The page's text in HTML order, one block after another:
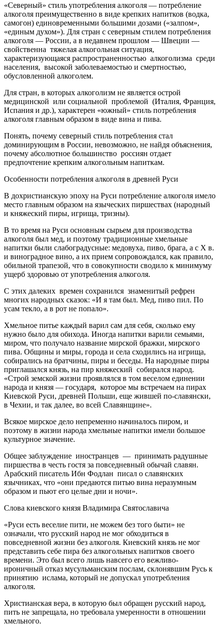
«Северный» стиль употребления алкоголя — потребление
алкоголя преимущественно в виде крепких напитков (водка,
самогон) единовременными большими дозами («залпом»,
«единым духом»). Для стран с северным стилем потребления
алкоголя — России, а в недавнем прошлом — Швеции —
свойственна тяжелая алкогольная ситуация,
характеризующаяся распространенностью алкоголизма среди
населения, высокой заболеваемостью и смертностью,
обусловленной алкоголем.
Для стран, в которых алкоголизм не является острой
медицинской или социальной проблемой (Италия, Франция,
Испания и др.), характерен «южный» стиль потребления
алкоголя главным образом в виде вина и пива.
Понять, почему северный стиль потребления стал
доминирующим в России, невозможно, не найдя объяснения,
почему абсолютное большинство россиян отдает
предпочтение крепким алкогольным напиткам.
Особенности потребления алкоголя в древней Руси
В дохристианскую эпоху на Руси потребление алкоголя имело
место главным образом на языческих пиршествах (народный
и княжеский пиры, игрища, тризны).
В то время на Руси основным сырьем для производства
алкоголя был мед, и поэтому традиционные хмельные
напитки были слабоградусные: медовуха, пиво, брага, а с Х в.
и виноградное вино, а их прием сопровождался, как правило,
обильной трапезой, что в совокупности сводило к минимуму
ущерб здоровью от употребления алкоголя.
С этих далеких времен сохранился знаменитый рефрен
многих народных сказок: «И я там был. Мед, пиво пил. По
усам текло, а в рот не попало».
Хмельное питье каждый варил сам для себя, сколько ему
нужно было для обихода. Иногда напитки варили семьями,
миром, что получало название мирской бражки, мирского
пива. Общины и миры, города и села сходились на игрища,
собирались на братчины, пиры и беседы. На народные пиры
приглашался князь, на пир княжеский собирался народ.
«Строй земской жизни проявлялся в том веселом единении
народа и князя — государя, которое мы встречаем на пирах
Киевской Руси, древней Польши, еще жившей по-славянски,
в Чехии, и так далее, во всей Славянщине».
Всякое мирское дело непременно начиналось пиром, и
поэтому в жизни народа хмельные напитки имели большое
культурное значение.
Общее заблуждение иностранцев — принимать радушные
пиршества в честь гостя за повседневный обычай славян.
Арабский писатель Ибн Фодлан писал о славянских
язычниках, что «они предаются питью вина неразумным
образом и пьют его целые дни и ночи».
Слова киевского князя Владимира Святославича
«Руси есть веселие пити, не можем без того быти» не
означали, что русский народ не мог обходиться в
повседневной жизни без алкоголя. Киевский князь не мог
представить себе пира без алкогольных напитков своего
времени. Это был всего лишь навсего его вежливо-
ироничный отказ мусульманским послам, склонявшим Русь к
принятию ислама, который не допускал употребления
алкоголя.
Христианская вера, в которую был обращен русский народ,
пить не запрещала, но требовала умеренности в отношении
хмельного.